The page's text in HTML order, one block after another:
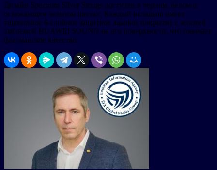
Дизайн Spectrum Silver Strings доступен в черном, белом и
освежающем зеленом цветах. Каждый вкладыш имеет
тщательное 6-слойное защитное лаковое покрытие с золотой
эмблемой HUAWEI SOUND на его поверхности, что означает
флагманское качество.